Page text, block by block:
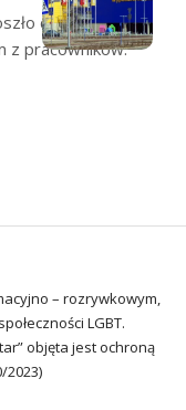
do
z pracowników.
– rozrywkowym,
LGBT.
objęta jest ochroną
2023)